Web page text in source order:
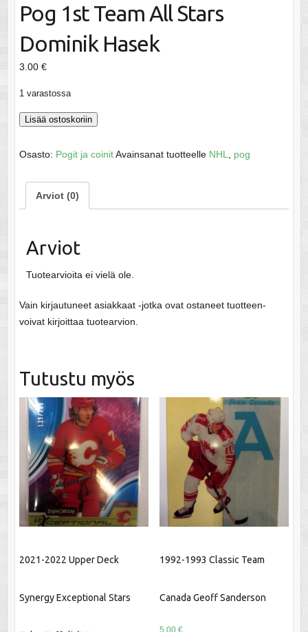
Pog 1st Team All Stars
Dominik Hasek
3.00 €
1 varastossa
Pog
Team
Stars
Dominik
Lisää ostoskoriin
Osasto: Pogit ja coinitAvainsanat tuotteelle NHL pog
Arviot (0)
Arviot
Tuotearvioita ei vielä ole.
Vain kirjautuneet asiakkaat -jotka ovat ostaneet tuotteen-
voivat kirjoittaa tuotearvion.
Tutustu myös
2021-2022 Upper Deck
Synergy Exceptional Stars
1992-1993 Classic Team
Canada Geoff Sanderson
5.00 €